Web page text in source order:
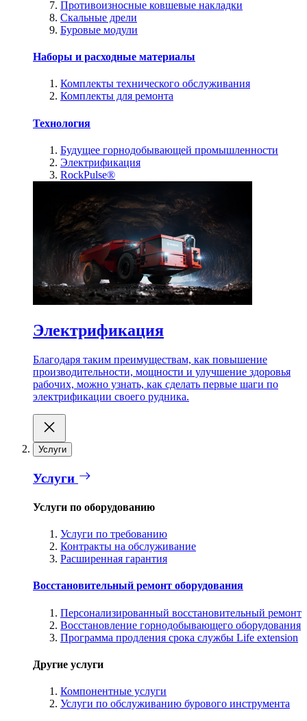
Противоизносные ковшевые накладки
Скальные дрели
Буровые модули
Наборы и расходные материалы
Комплекты технического обслуживания
Комплекты для ремонта
Технология
Будущее горнодобывающей промышленности
Электрификация
RockPulse®
Электрификация
Благодаря таким преимуществам, как повышение
производительности, мощности и улучшение здоровья
рабочих, можно узнать, как сделать первые шаги по
электрификации своего рудника.
Услуги
Услуги
Услуги по оборудованию
Услуги по требованию
Контракты на обслуживание
Расширенная гарантия
Восстановительный ремонт оборудования
Персонализированный восстановительный ремонт
Восстановление горнодобывающего оборудования
Программа продления срока службы Life extension
Другие услуги
Компонентные услуги
Услуги по обслуживанию бурового инструмента